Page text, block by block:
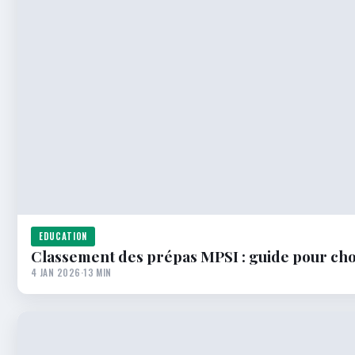
EDUCATION
Classement des prépas MPSI : guide pour
4 JAN 2026·13 MIN